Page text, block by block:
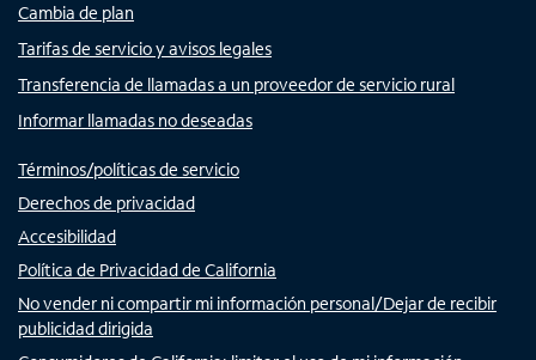
Cambia de plan
Tarifas de servicio y avisos legales
Transferencia de llamadas a un proveedor de servicio rural
Informar llamadas no deseadas
Términos/políticas de servicio
Derechos de privacidad
Accesibilidad
Política de Privacidad de California
No vender ni compartir mi información personal/Dejar de recibir
publicidad dirigida